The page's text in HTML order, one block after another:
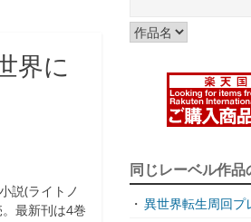
界に
説(ライトノ
最新刊は4巻
同じレーベル作品
・ 異世界転生周回プ